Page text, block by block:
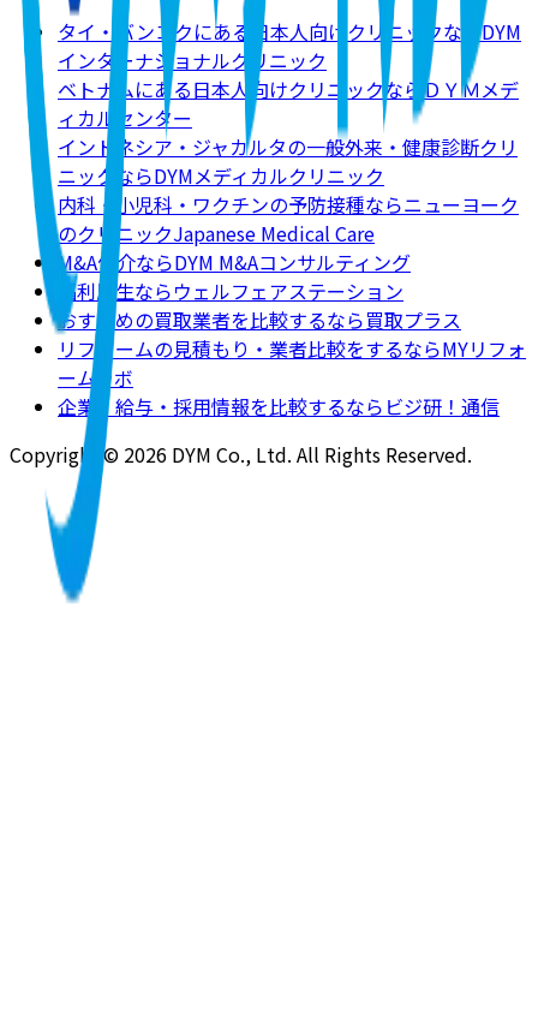
タイ・バンコクにある日本人向けクリニックならDYM
インターナショナルクリニック
ベトナムにある日本人向けクリニックならＤＹＭメデ
ィカルセンター
インドネシア・ジャカルタの一般外来・健康診断クリ
ニックならDYMメディカルクリニック
内科・小児科・ワクチンの予防接種ならニューヨーク
のクリニックJapanese Medical Care
M&A仲介ならDYM M&Aコンサルティング
福利厚生ならウェルフェアステーション
おすすめの買取業者を比較するなら買取プラス
リフォームの見積もり・業者比較をするならMYリフォ
ームラボ
企業・給与・採用情報を比較するならビジ研！通信
Copyright © 2026 DYM Co., Ltd. All Rights Reserved.